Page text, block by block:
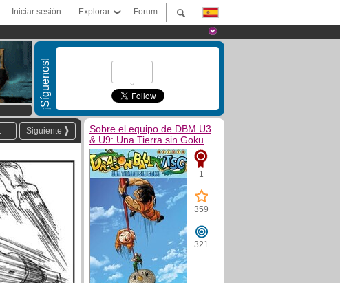
Forum
Explorar
Iniciar sesión
¡Síguenos!
Siguiente
Sobre el equipo de DBM U3
& U9: Una Tierra sin Goku
1
359
321